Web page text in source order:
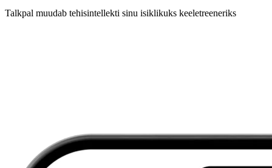
Talkpal muudab tehisintellekti sinu isiklikuks keeletreeneriks